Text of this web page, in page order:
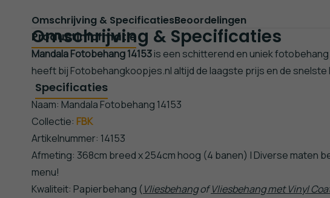
Omschrijving & SpecificatiesBeoordelingen
Omschrijving & Specificaties
Productinformatie
Mandala Fotobehang 14153is een schitterend en uniek
heeft bij Fotobehangkoopjes.nl altijd de laagste prijs en de snelste
Specificaties
Naam: Mandala Fotobehang 14153
Collectie: FBK
Artikelnummer: 14153
Afmeting: 368cm breed x 254cm hoog (4 banen) | Diverse maten
menu!
Kwaliteit: Papierbehang (VliesbehangofVliesbehang met Vinyl